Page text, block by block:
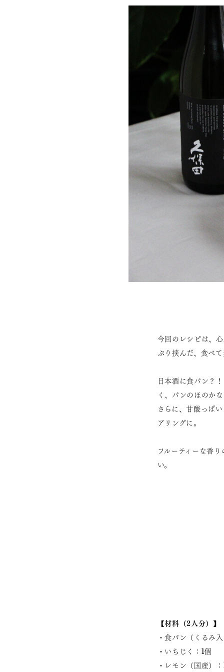
今回のレシピは、
ぷり挟んだ、食べて
日本酒に食パン？
く、パンのほのか
さらに、甘酸っぱ
アリングに。
フルーティーな香
い。
【材料（2人分）】
・食パン（くるみ
・いちじく：1個
・レモン（国産）